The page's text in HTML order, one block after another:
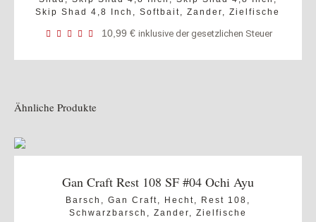
Skip Shad 4,8 Inch ,Softbait,Zander,Zielfische
10,99 € inklusive der gesetzlichen Steuer
Ähnliche Produkte
Gan Craft Rest 108 SF #04 Ochi Ayu
Barsch Gan Craft Hecht Rest 108
Schwarzbarsch
Zander Zielfische